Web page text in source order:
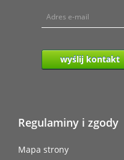
wyślij kontakt
Regulaminy i zgody
Mapa strony